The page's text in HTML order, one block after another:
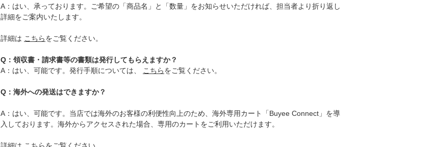
A：はい、承っております。ご希望の「商品名」と「数量」をお知らせいただければ、担当者より折り返し
詳細をご案内いたします。
詳細は こちらをご覧ください。
Q：領収書・請求書等の書類は発行してもらえますか？
A：はい、可能です。発行手順については、
こちらをご覧ください。
Q：海外への発送はできますか？
A：はい、可能です。当店では海外のお客様の利便性向上のため、海外専用カート「Buyee Connect」を導
入しております。海外からアクセスされた場合、専用のカートをご利用いただけます。